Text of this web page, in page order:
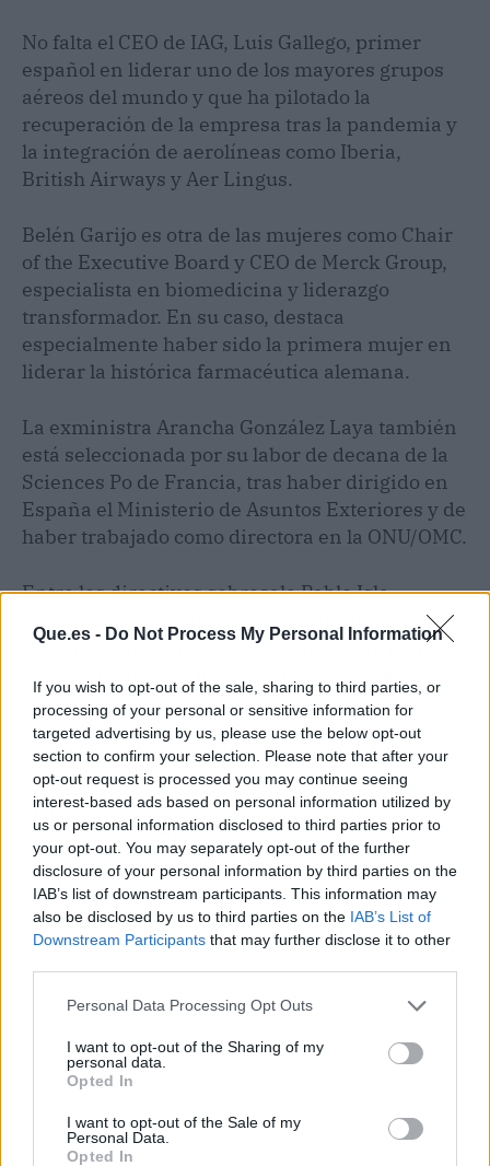
Que.es - Do Not Process My Personal Information
If you wish to opt-out of the sale, sharing to third parties, or
processing of your personal or sensitive information for
targeted advertising by us, please use the below opt-out
section to confirm your selection. Please note that after your
opt-out request is processed you may continue seeing
interest-based ads based on personal information utilized by
us or personal information disclosed to third parties prior to
your opt-out. You may separately opt-out of the further
disclosure of your personal information by third parties on the
IAB’s list of downstream participants. This information may
also be disclosed by us to third parties on the IAB’s List of
Downstream Participants that may further disclose it to other
Personal Data Processing Opt Outs
I want to opt-out of the Sharing of my
personal data.
Opted In
I want to opt-out of the Sale of my
Personal Data.
Opted In
No falta el CEO de IAG, Luis Gallego, primer
español en liderar uno de los mayores grupos
aéreos del mundo y que ha pilotado la
recuperación de la empresa tras la pandemia y
la integración de aerolíneas como Iberia,
British Airways y Aer Lingus.
Belén Garijo es otra de las mujeres como Chair
of the Executive Board y CEO de Merck Group,
especialista en biomedicina y liderazgo
transformador. En su caso, destaca
especialmente haber sido la primera mujer en
liderar la histórica farmacéutica alemana.
La exministra Arancha González Laya también
está seleccionada por su labor de decana de la
Sciences Po de Francia, tras haber dirigido en
España el Ministerio de Asuntos Exteriores y de
haber trabajado como directora en la ONU/OMC.
Entre los directivos sobresale Pablo Isla,
expresidente de Inditex y que a partir de 2026
asumirá la responsabilidad como Chairman de
del planeta.
El ránking incluye a Ramón Laguarta,
presidente y CEO de PepsiCo. Este valenciano,
al frente de la multinacional de alimentación y
bebidas desde 2018, es el primer europeo en
ocupar este cargo y transformando su agenda
de sostenibilidad global.